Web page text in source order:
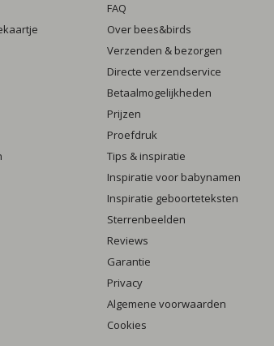
FAQ
Over bees&birds
Verzenden & bezorgen
Directe verzendservice
Betaalmogelijkheden
Prijzen
Proefdruk
Tips & inspiratie
Inspiratie voor babynamen
Inspiratie geboorteteksten
Sterrenbeelden
Reviews
Garantie
Privacy
Algemene voorwaarden
Cookies